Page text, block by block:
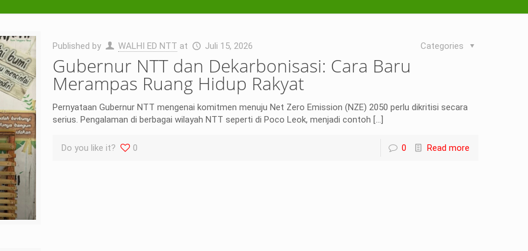
Published by WALHI ED NTT at Juli 15, 2026 Categories
Gubernur NTT dan Dekarbonisasi: Cara Baru
Merampas Ruang Hidup Rakyat
Pernyataan Gubernur NTT mengenai komitmen menuju Net Zero Emission (NZE) 2050 perlu dikritisi secara
serius. Pengalaman di berbagai wilayah NTT seperti di Poco Leok, menjadi contoh […]
Do you like it? 0 0 Read more